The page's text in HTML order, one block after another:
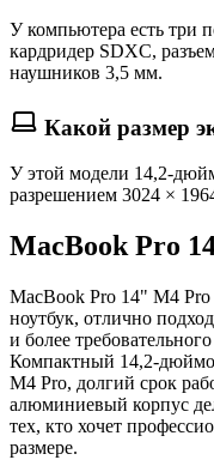
У компьютера есть три
кардридер SDXC,
наушников 3,5 мм.
Какой размер
У этой модели 14,2-
разрешением 3024 ×
MacBook Pro
MacBook Pro 14" M4 Pro
ноутбук, отлично
и более
Компактный 14,2-
M4 Pro, долгий срок
алюминиевый корпус
тех, кто хочет
размере.